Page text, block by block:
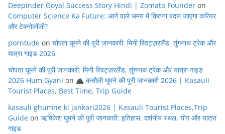
Deepinder Goyal Success Story Hindi | Zomato Founder on
Computer Science Ka Future: आने वाले समय में कितना बदल जाएगा करियर
और टेक्नोलॉजी?
porntude on चोपता घूमने की पूरी जानकारी: मिनी स्विट्ज़रलैंड, तुंगनाथ ट्रेक और
यात्रा गाइड 2026
चोपता घूमने की पूरी जानकारी: मिनी स्विट्ज़रलैंड, तुंगनाथ ट्रेक और यात्रा गाइड
2026 Hum Gyani on
कसौली घूमने की पूरी जानकारी 2026 | Kasauli
Tourist Places, Best Time, Trip Guide
kasauli ghumne ki jankari2026 | Kasauli Tourist Places,Trip
Guide on ऋषिकेश घूमने की पूरी जानकारी: इतिहास, दर्शनीय स्थल, योग और यात्रा
गाइड